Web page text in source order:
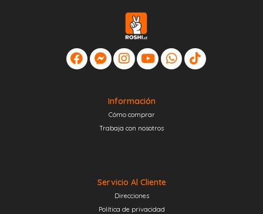
Información
Cómo comprar
Trabaja con nosotros
Servicio Al Cliente
Direcciones
Política de privacidad